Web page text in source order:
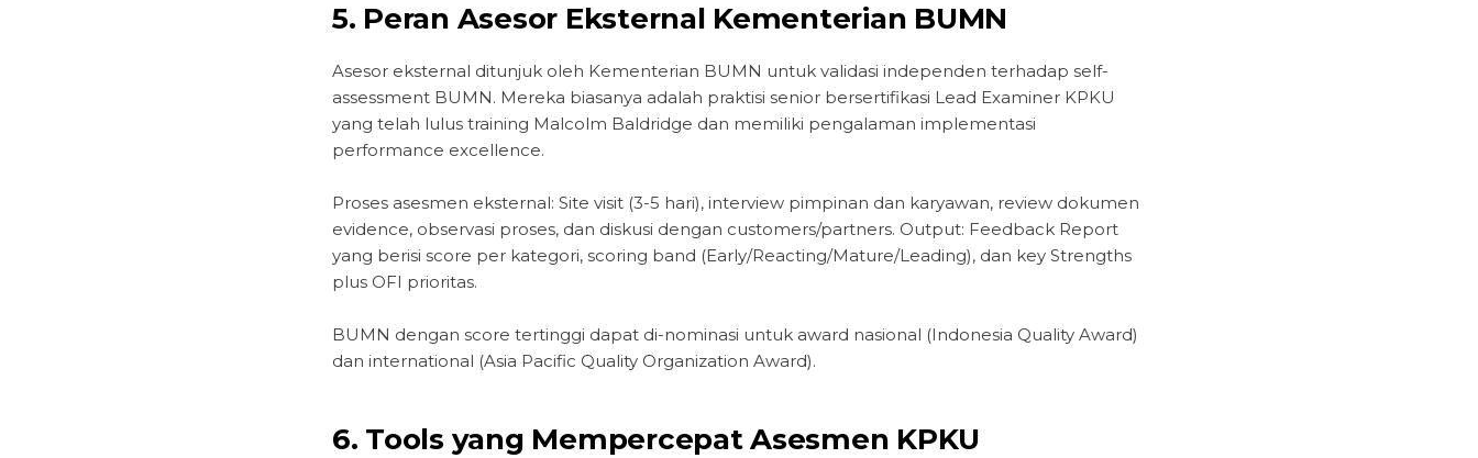
5. Peran Asesor Eksternal Kementerian BUMN
Asesor eksternal ditunjuk oleh Kementerian BUMN untuk validasi independen terhadap self-
assessment BUMN. Mereka biasanya adalah praktisi senior bersertifikasi Lead Examiner KPKU
yang telah lulus training Malcolm Baldridge dan memiliki pengalaman implementasi
performance excellence.
Proses asesmen eksternal: Site visit (3-5 hari), interview pimpinan dan karyawan, review dokumen
evidence, observasi proses, dan diskusi dengan customers/partners. Output: Feedback Report
yang berisi score per kategori, scoring band (Early/Reacting/Mature/Leading), dan key Strengths
plus OFI prioritas.
BUMN dengan score tertinggi dapat di-nominasi untuk award nasional (Indonesia Quality Award)
dan international (Asia Pacific Quality Organization Award).
6. Tools yang Mempercepat Asesmen KPKU